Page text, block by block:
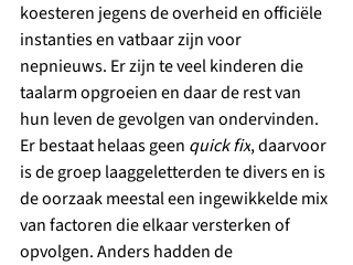
koesteren jegens de overheid en officiële
instanties en vatbaar zijn voor
nepnieuws. Er zijn te veel kinderen die
taalarm opgroeien en daar de rest van
hun leven de gevolgen van ondervinden.
Er bestaat helaas geen quick fix, daarvoor
is de groep laaggeletterden te divers en is
de oorzaak meestal een ingewikkelde mix
van factoren die elkaar versterken of
opvolgen. Anders hadden de